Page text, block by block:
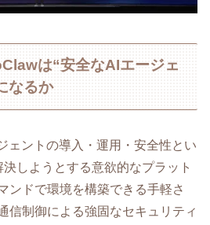
は“安全なAIエージェ
なるか
ェントの導入・運用・安全性とい
しようとする意欲的なプラット
ンドで環境を構築できる手軽さ
信制御による強固なセキュリティ